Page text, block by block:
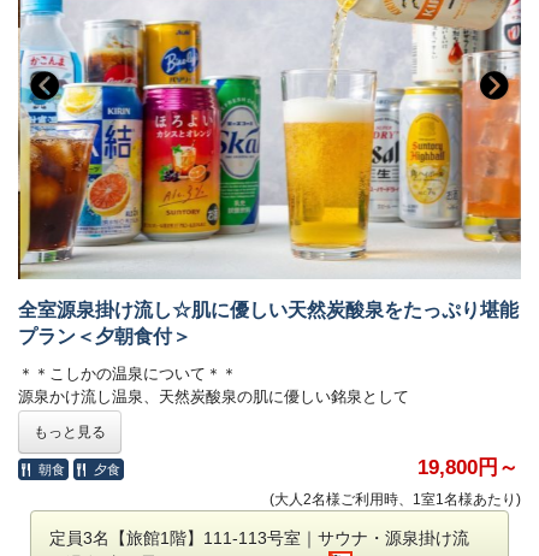
焚き火（有料）はお部屋を出た専用スペースで利用可能です
※スイートグランピング・温泉旅館グランピングの焚き火はお部屋内の
専用スペースで利用可能です
■温泉について
お部屋内についたお風呂は完全貸切で24時間いつでもご入浴いただけま
す。
お風呂の周りは壁があり、他の部屋からは見えませんので安心してお楽
しみください。
●食事は事前準備済み
夕朝食はチェックインまでにお部屋の冷蔵庫へ準備しています。
好きな時間に夕食・朝食をお楽しみください。
お部屋の冷蔵庫には無料ドリンクがぎっしり。
宿泊中はご自由にお飲みいただけます。
（お持ち帰りはいただけません）
読み取ってカンタンに注文が可能です。
●食材の持ち込みは自由
持ち込み料は不要。お好きな食材をお持ちください。
冷暖房付きの快適空間で過ごしながらも
グランピングのアウトドア感をお楽しみください。
■チェックイン時間について
チェックイン：17時～20時 / チェックアウト：10時
※フロントは22時で閉まりますので時間内にチェックインをお願いしま
す。
アーリーチェックイン：17時 → 16時 1室3,300円
レイトチェックアウト：10時 → 11時 1室3,300円（1日3組限定）
備考欄にご希望の旨を記載ください。
■焚き火について
1回3,300円（税込）
※焚き火（有料）はお部屋の専用スペースで利用可能です
■温泉・サウナについて
貸切で24時間いつでもご入浴いただけます。
お部屋内にありますので時間や人目を気にせずご利用いただけます
■豊富なドリンク＆おつまみをご用意
お部屋の冷蔵庫には無料ドリンクがぎっしり。
宿泊中はご自由にお飲みいただけます。
（お持ち帰りはいただけません）
全室源泉掛け流し☆肌に優しい天然炭酸泉をたっぷり堪能
プラン＜夕朝食付＞
＊＊こしかの温泉について＊＊
源泉かけ流し温泉、天然炭酸泉の肌に優しい銘泉として
炭酸泉が自噴している日本でも有数の良質の温泉が自慢です。
肌にうれしい成分を多く含み、肌なじみがいいお湯といわれています。
＜チェックイン：17時～20時/ チェックアウト：11時＞
もっと見る
朝食 夕食 19,800円～
(大人2名様ご利用時、1室1名様あたり)
定員3名【旅館1階】111-113号室｜サウナ・源泉掛け流